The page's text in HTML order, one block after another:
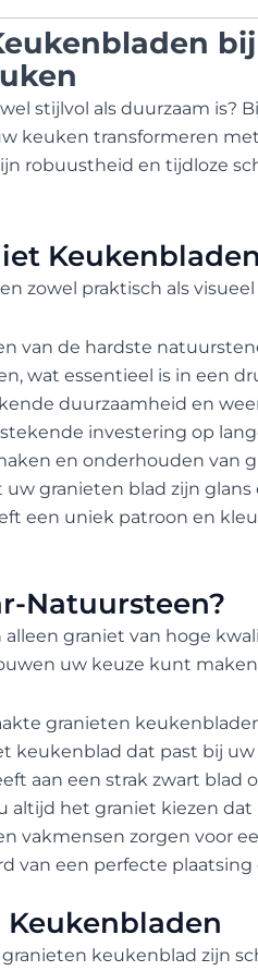
stijlvol als duurzaam is?
keuken transformeren
robuustheid en tijdloze
zowel praktisch als
van de hardste
wat essentieel is in een
duurzaamheid en
investering op
en onderhouden van
granieten blad zijn glans
een uniek patroon en
Natuursteen?
graniet van hoge
uw keuze kunt
granieten
keukenblad dat past bij
aan een strak zwart
altijd het graniet kiezen
vakmensen zorgen voor
van een perfecte plaatsing
keukenblad zijn